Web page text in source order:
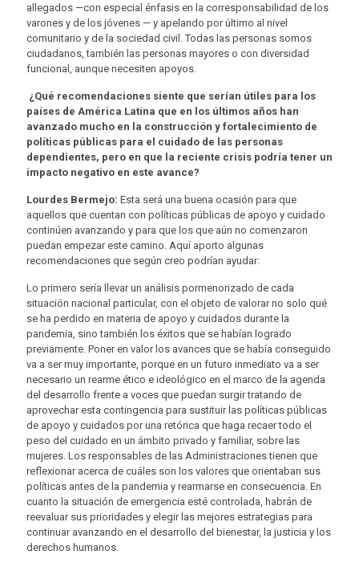
allegados —con especial énfasis en la corresponsabilidad de los
varones y de los jóvenes — y apelando por último al nivel
comunitario y de la sociedad civil. Todas las personas somos
ciudadanos, también las personas mayores o con diversidad
funcional, aunque necesiten apoyos.
¿Qué recomendaciones siente que serían útiles para los
países de América Latina que en los últimos años han
avanzado mucho en la construcción y fortalecimiento de
políticas públicas para el cuidado de las personas
dependientes, pero en que la reciente crisis podría tener un
impacto negativo en este avance?
Lourdes Bermejo: Esta será una buena ocasión para que
aquellos que cuentan con políticas públicas de apoyo y cuidado
continúen avanzando y para que los que aún no comenzaron
puedan empezar este camino. Aquí aporto algunas
recomendaciones que según creo podrían ayudar:
Lo primero sería llevar un análisis pormenorizado de cada
situación nacional particular, con el objeto de valorar no solo qué
se ha perdido en materia de apoyo y cuidados durante la
pandemia, sino también los éxitos que se habían logrado
previamente. Poner en valor los avances que se había conseguido
va a ser muy importante, porque en un futuro inmediato va a ser
necesario un rearme ético e ideológico en el marco de la agenda
del desarrollo frente a voces que puedan surgir tratando de
aprovechar esta contingencia para sustituir las políticas públicas
de apoyo y cuidados por una retórica que haga recaer todo el
peso del cuidado en un ámbito privado y familiar, sobre las
mujeres. Los responsables de las Administraciones tienen que
reflexionar acerca de cuáles son los valores que orientaban sus
políticas antes de la pandemia y rearmarse en consecuencia. En
cuanto la situación de emergencia esté controlada, habrán de
reevaluar sus prioridades y elegir las mejores estrategias para
continuar avanzando en el desarrollo del bienestar, la justicia y los
derechos humanos.